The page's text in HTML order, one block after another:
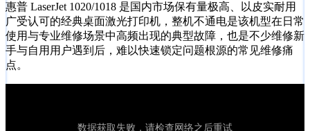
惠普 LaserJet 1020/1018 是国内市场保有量极高、以皮实耐用
广受认可的经典桌面激光打印机，整机不通电是该机型在日常
使用与专业维修场景中高频出现的典型故障，也是不少维修新
手与自用用户遇到后，难以快速锁定问题根源的常见维修痛
点。